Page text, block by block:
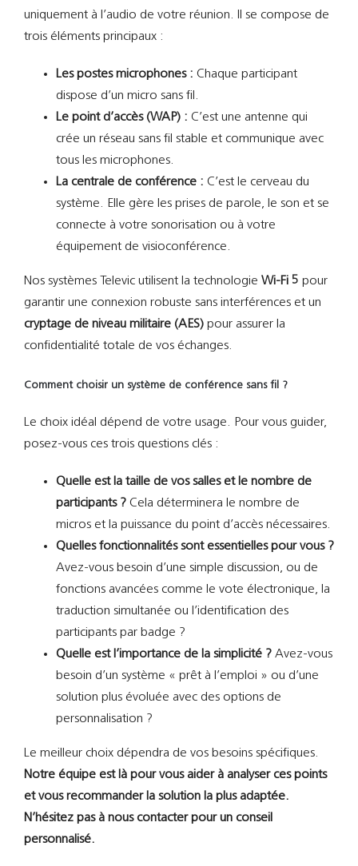
uniquement à l’audio de votre réunion. Il se compose de
trois éléments principaux :
Les postes microphones : Chaque participant
dispose d’un micro sans fil.
Le point d’accès (WAP) : C’est une antenne qui
crée un réseau sans fil stable et communique avec
tous les microphones.
La centrale de conférence : C’est le cerveau du
système. Elle gère les prises de parole, le son et se
connecte à votre sonorisation ou à votre
équipement de visioconférence.
Nos systèmes Televic utilisent la technologie Wi-Fi 5 pour
garantir une connexion robuste sans interférences et un
cryptage de niveau militaire (AES) pour assurer la
confidentialité totale de vos échanges.
Comment choisir un système de conférence sans fil ?
Le choix idéal dépend de votre usage. Pour vous guider,
posez-vous ces trois questions clés :
Quelle est la taille de vos salles et le nombre de
participants ? Cela déterminera le nombre de
micros et la puissance du point d’accès nécessaires.
Quelles fonctionnalités sont essentielles pour vous ?
Avez-vous besoin d’une simple discussion, ou de
fonctions avancées comme le vote électronique, la
traduction simultanée ou l’identification des
participants par badge ?
Quelle est l’importance de la simplicité ? Avez-vous
besoin d’un système « prêt à l’emploi » ou d’une
solution plus évoluée avec des options de
personnalisation ?
Le meilleur choix dépendra de vos besoins spécifiques.
Notre équipe est là pour vous aider à analyser ces points
et vous recommander la solution la plus adaptée.
N’hésitez pas à nous contacter pour un conseil
personnalisé.